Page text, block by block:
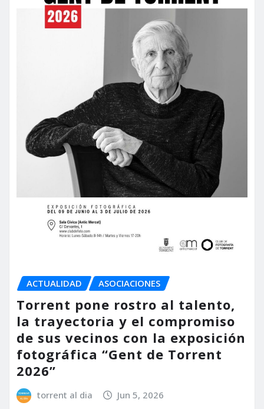
ACTUALIDAD ASOCIACIONES
Torrent pone rostro al talento,
la trayectoria y el compromiso
de sus vecinos con la exposición
fotográfica “Gent de Torrent
2026”
torrent al dia Jun 5, 2026